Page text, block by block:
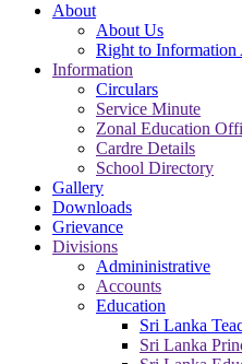
About
About Us
Right to Information
Information
Circulars
Service Minute
Zonal Education
Cardre Details
School Directory
Gallery
Downloads
Grievance
Divisions
Admininistrative
Accounts
Education
Sri Lanka
Sri Lanka